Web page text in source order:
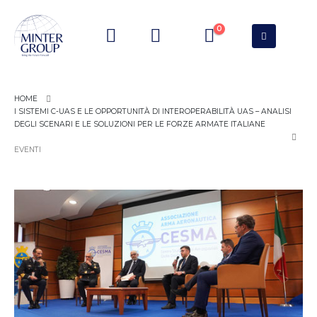
0
I SISTEMI C-UAS E LE OPPORTUNITÀ DI INTEROPERABILITÀ UAS – ANALISI
DEGLI SCENARI E LE SOLUZIONI PER LE FORZE ARMATE ITALIANE
EVENTI